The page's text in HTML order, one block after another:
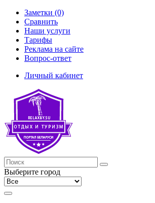
Заметки (0)
Сравнить
Наши услуги
Тарифы
Реклама на сайте
Вопрос-ответ
Личный кабинет
Выберите город